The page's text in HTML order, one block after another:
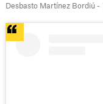
Desbasto Martínez Bordiú -